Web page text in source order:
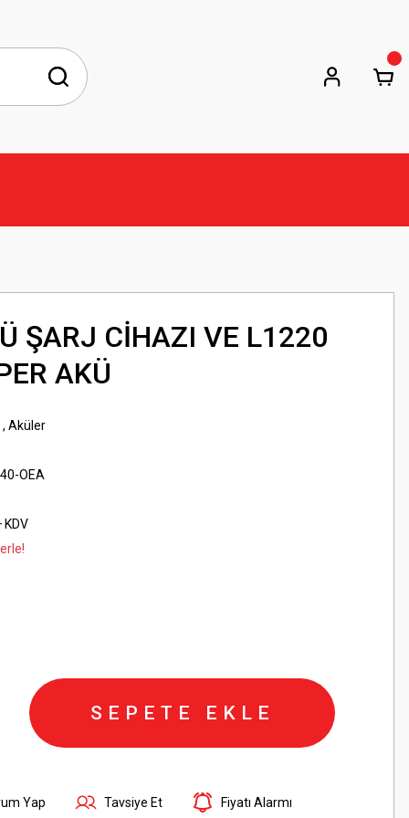
ŞARJ CİHAZI VE L1220
AKÜ
, Aküler
OEA
KDV
SEPETE EKLE
Yap Tavsiye Et Fiyatı Alarmı